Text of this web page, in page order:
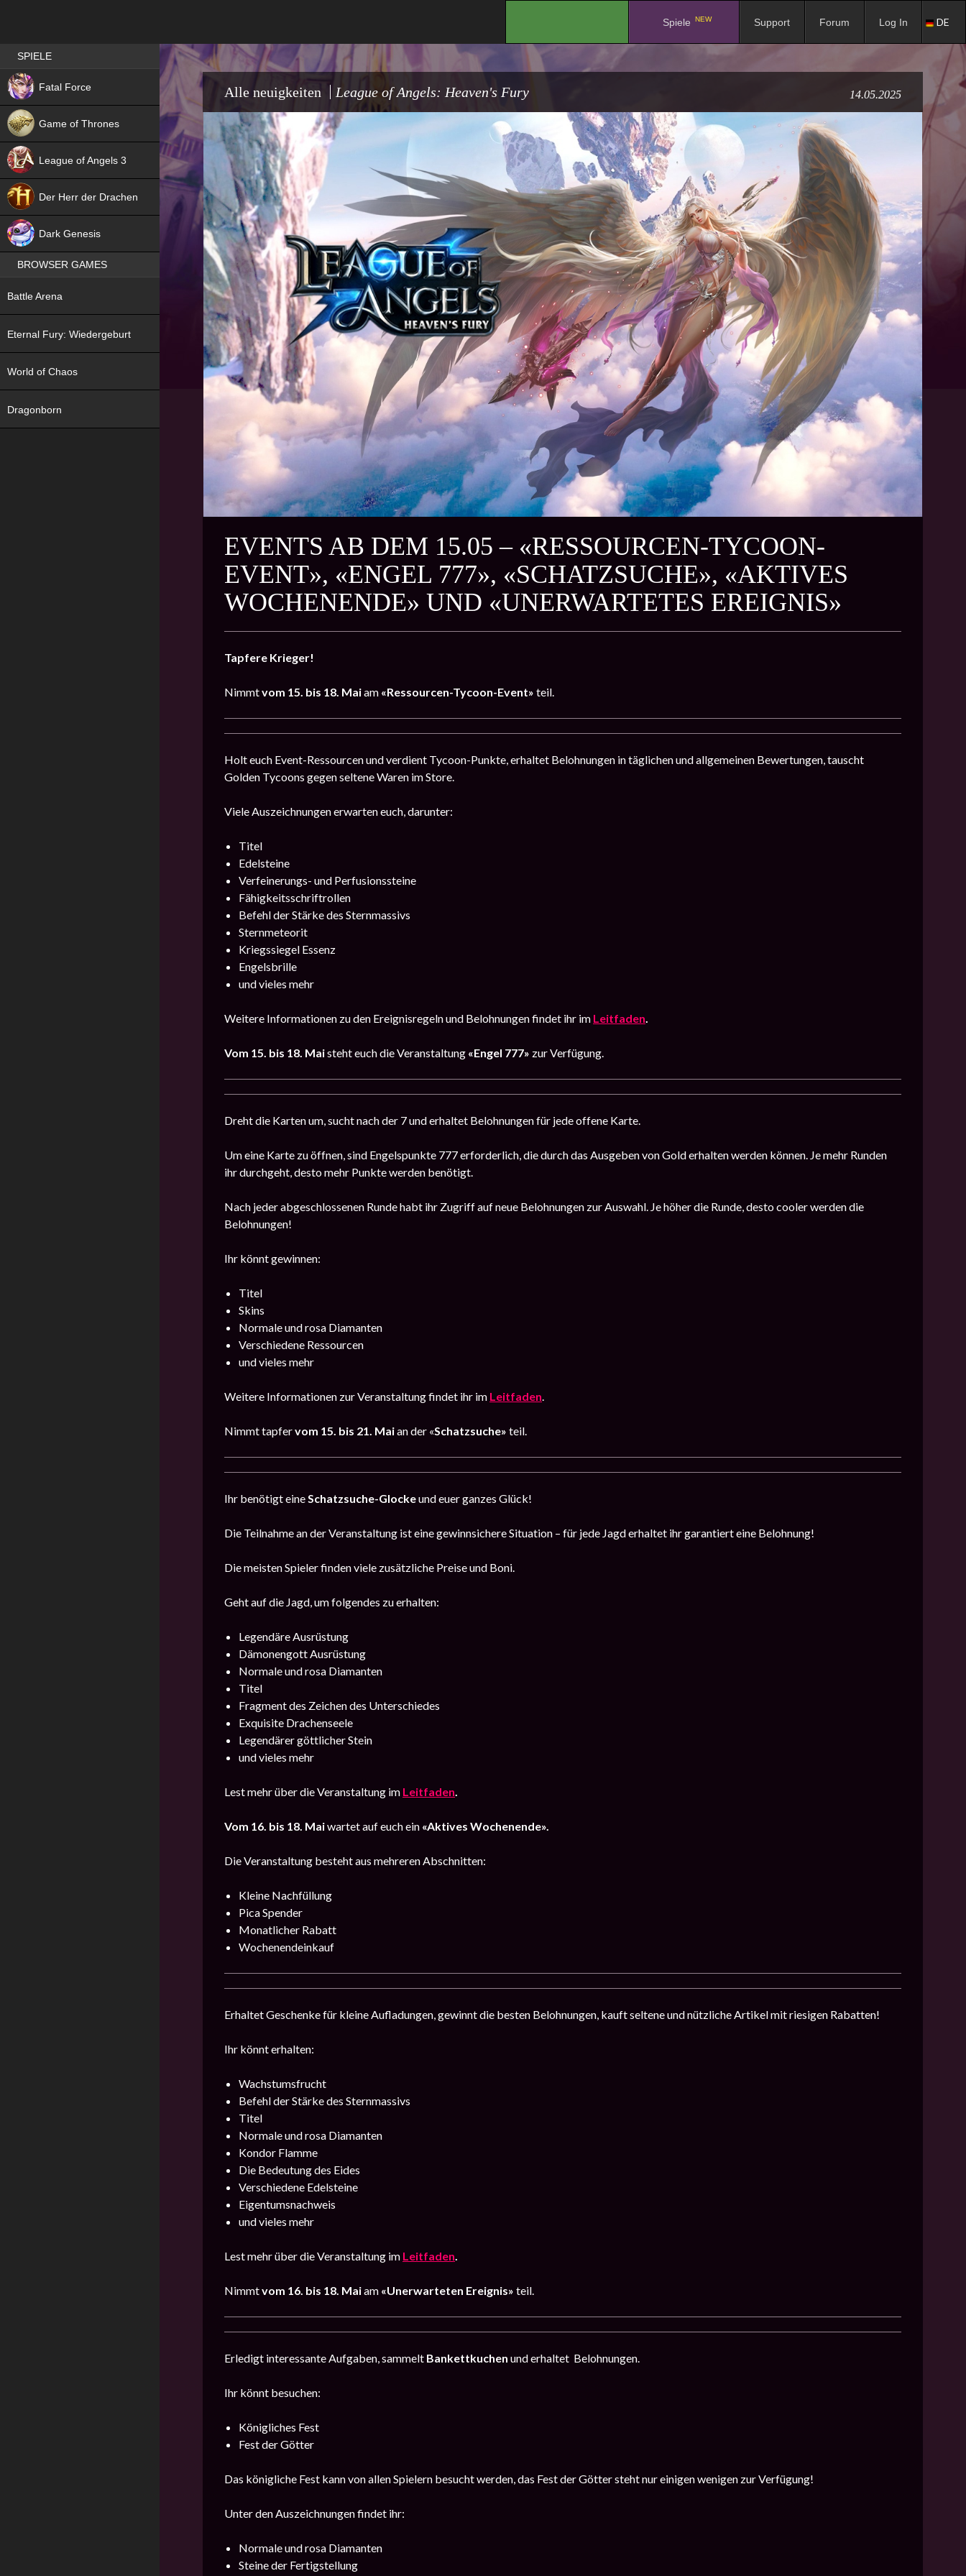
Spiele NEW Support Forum Log In DE
Alle neuigkeiten League of Angels: Heaven's Fury 14.05.2025
EVENTS AB DEM 15.05 – «RESSOURCEN-TYCOON-
EVENT», «ENGEL 777», «SCHATZSUCHE», «AKTIVES
WOCHENENDE» UND «UNERWARTETES EREIGNIS»
Tapfere Krieger!
Nimmtvom 15 . bis 18. Maiam «Ressourcen-Tycoon-Event» teil.
Holt euch Event-Ressourcen und verdient Tycoon-Punkte, erhaltet Belohnungen in täglichen und allgemeinen Bewertungen, tauscht
Golden Tycoons gegen seltene Waren im Store.
Viele Auszeichnungen erwarten euch, darunter:
Titel
Edelsteine
Verfeinerungs- und Perfusionssteine
Fähigkeitsschriftrollen
Befehl der Stärke des Sternmassivs
Sternmeteorit
Kriegssiegel Essenz
Engelsbrille
und vieles mehr
Weitere Informationen zu den Ereignisregeln und Belohnungen findet ihr im Leitfaden
Vom 15. bis 18. Maisteht euch die Veranstaltung «Engel 777» zur Verfügung.
Dreht die Karten um, sucht nach der 7 und erhaltet Belohnungen für jede offene Karte.
Um eine Karte zu öffnen, sind Engelspunkte 777 erforderlich, die durch das Ausgeben von Gold erhalten werden können. Je mehr Runden
ihr durchgeht, desto mehr Punkte werden benötigt.
Nach jeder abgeschlossenen Runde habt ihr Zugriff auf neue Belohnungen zur Auswahl. Je höher die Runde, desto cooler werden die
Belohnungen!
Ihr könnt gewinnen:
Titel
Skins
Normale und rosa Diamanten
Verschiedene Ressourcen
und vieles mehr
Weitere Informationen zur Veranstaltung findet ihr im Leitfaden
Nimmt tapfervom 15 . bis 21. Maian der «Schatzsuche» teil.
Ihr benötigt eine Schatzsuche-Glockeund euer ganzes Glück!
Die Teilnahme an der Veranstaltung ist eine gewinnsichere Situation – für jede Jagd erhaltet ihr garantiert eine Belohnung!
Die meisten Spieler finden viele zusätzliche Preise und Boni.
Geht auf die Jagd, um folgendes zu erhalten:
Legendäre Ausrüstung
Dämonengott Ausrüstung
Normale und rosa Diamanten
Titel
Fragment des Zeichen des Unterschiedes
Exquisite Drachenseele
Legendärer göttlicher Stein
und vieles mehr
Lest mehr über die Veranstaltung im Leitfaden
Vom 16 . bis 18. Maiwartet auf euch ein «Aktives Wochenende».
Die Veranstaltung besteht aus mehreren Abschnitten:
Kleine Nachfüllung
Pica Spender
Monatlicher Rabatt
Wochenendeinkauf
Erhaltet Geschenke für kleine Aufladungen, gewinnt die besten Belohnungen, kauft seltene und nützliche Artikel mit riesigen Rabatten!
Ihr könnt erhalten:
Wachstumsfrucht
Befehl der Stärke des Sternmassivs
Titel
Normale und rosa Diamanten
Kondor Flamme
Die Bedeutung des Eides
Verschiedene Edelsteine
Eigentumsnachweis
und vieles mehr
Lest mehr über die Veranstaltung im Leitfaden
Nimmtvom 16 . bis 18. Maiam «Unerwarteten Ereignis» teil.
Erledigt interessante Aufgaben, sammelt Bankettkuchen und erhaltet Belohnungen.
Ihr könnt besuchen:
Königliches Fest
Fest der Götter
Das königliche Fest kann von allen Spielern besucht werden, das Fest der Götter steht nur einigen wenigen zur Verfügung!
Unter den Auszeichnungen findet ihr:
Normale und rosa Diamanten
Steine der Fertigstellung
Best RPG games in Germany
SPIELE
Fatal Force
Game of Thrones
League of Angels 3
Der Herr der Drachen
Dark Genesis
BROWSER GAMES
Battle Arena
Eternal Fury: Wiedergeburt
World of Chaos
Dragonborn